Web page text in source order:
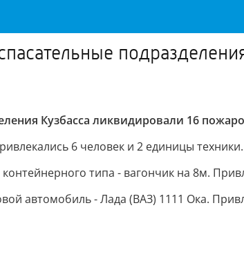
Кузбасса ликвидировали 16
6 человек и 2 единицы техники.
типа - вагончик на 8м.
автомобиль - Лада (ВАЗ) 1111 Ока.